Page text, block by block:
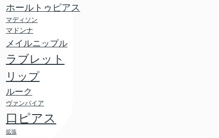
ホールトゥピアス
マディソン
マドンナ
メイルニップル
ラブレット
リップ
ルーク
ヴァンパイア
口ピアス
拡張